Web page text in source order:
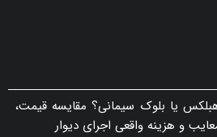
یا بلوک سیمانی؟ مقایسه قیمت،
و هزینه واقعی اجرای دیوار